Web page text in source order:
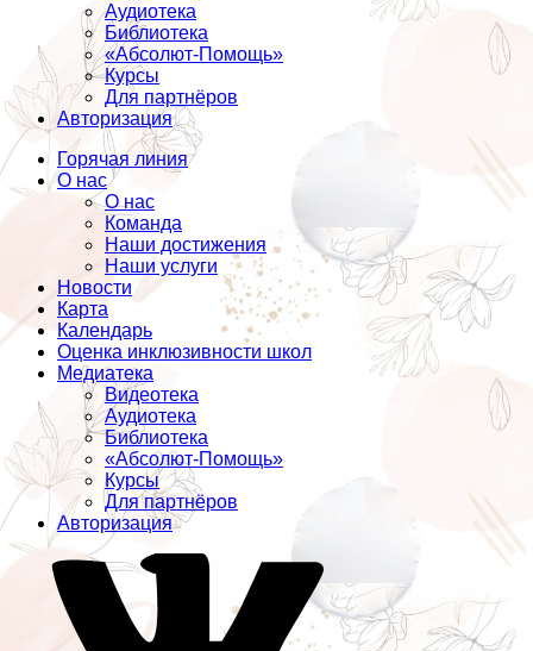
Аудиотека
Библиотека
«Абсолют-Помощь»
Курсы
Для партнёров
Авторизация
Горячая линия
О нас
О нас
Команда
Наши достижения
Наши услуги
Новости
Карта
Календарь
Оценка инклюзивности школ
Медиатека
Видеотека
Аудиотека
Библиотека
«Абсолют-Помощь»
Курсы
Для партнёров
Авторизация